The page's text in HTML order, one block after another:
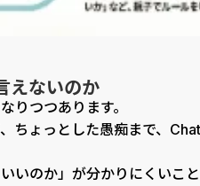
えないのか
りつつあります。
ちょっとした愚痴まで、
いのか」が分かりにくいこ